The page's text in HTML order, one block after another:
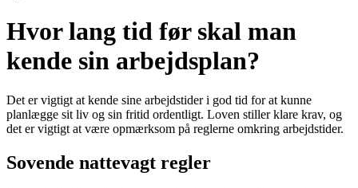
Hvor lang tid før skal man
kende sin arbejdsplan?
Det er vigtigt at kende sine arbejdstider i god tid for at kunne
planlægge sit liv og sin fritid ordentligt. Loven stiller klare krav, og
det er vigtigt at være opmærksom på reglerne omkring arbejdstider.
Sovende nattevagt regler